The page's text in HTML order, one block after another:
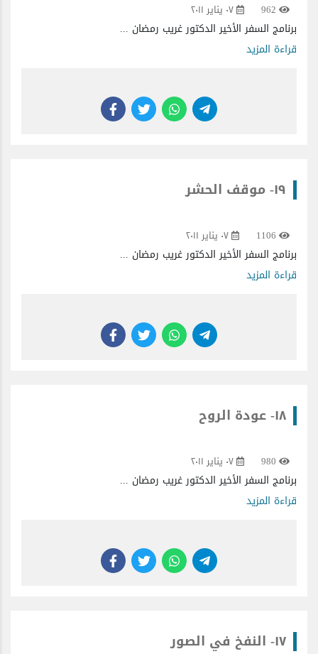
962 ٠٧ يناير ٢٠١١
برنامج السفر الأخير الدكتور غريب رمضان ...
قراءة المزيد
١٩- موقف الحشر
1106 ٠٧ يناير ٢٠١١
برنامج السفر الأخير الدكتور غريب رمضان ...
قراءة المزيد
١٨- عودة الروح
980 ٠٧ يناير ٢٠١١
برنامج السفر الأخير الدكتور غريب رمضان ...
قراءة المزيد
١٧- النفخ في الصور